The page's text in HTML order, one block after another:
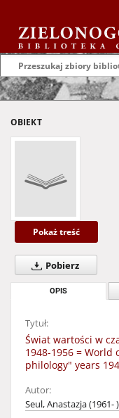
OBIEKT
Pokaż treść
Pobierz
OPIS
Tytuł:
Świat wartości w
1948-1956 =
philology" years
Autor:
Seul, Anastazja (1961- )